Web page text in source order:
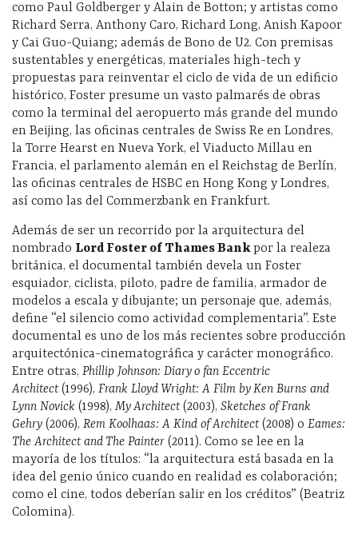
como Paul Goldberger y Alain de Botton; y artistas como
Richard Serra, Anthony Caro, Richard Long, Anish Kapoor
y Cai Guo-Quiang; además de Bono de U2. Con premisas
sustentables y energéticas, materiales high-tech y
propuestas para reinventar el ciclo de vida de un edificio
histórico, Foster presume un vasto palmarés de obras
como la terminal del aeropuerto más grande del mundo
en Beijing, las oficinas centrales de Swiss Re en Londres,
la Torre Hearst en Nueva York, el Viaducto Millau en
Francia, el parlamento alemán en el Reichstag de Berlín,
las oficinas centrales de HSBC en Hong Kong y Londres,
así como las del Commerzbank en Frankfurt.
Además de ser un recorrido por la arquitectura del
nombrado Lord Foster of Thames Bankpor la realeza
británica, el documental también devela un Foster
esquiador, ciclista, piloto, padre de familia, armador de
modelos a escala y dibujante; un personaje que, además,
define “el silencio como actividad complementaria”. Este
documental es uno de los más recientes sobre producción
arquitectónica-cinematográfica y carácter monográfico.
Entre otras, Phillip Johnson: Diary o fan Eccentric
Architect(1996), Frank Lloyd Wright: A Film by Ken Burns and
Lynn Novick (1998), My Architect(2003), Sketches of Frank
Gehry (2006), Rem Koolhaas: A Kind of Architect(2008) o Eames:
The Architect and The Painter (2011). Como se lee en la
mayoría de los títulos: “la arquitectura está basada en la
idea del genio único cuando en realidad es colaboración;
como el cine, todos deberían salir en los créditos” (Beatriz
Colomina).